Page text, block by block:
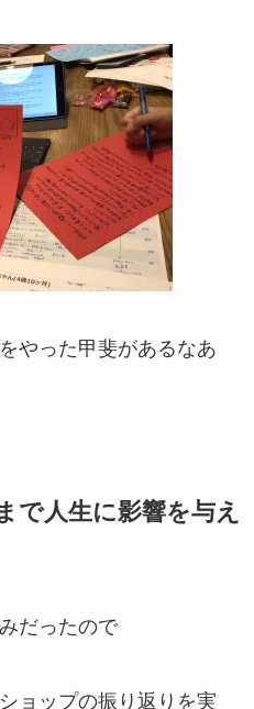
やった甲斐があるなあ
で人生に影響を与え
だったので
ョップの振り返りを実